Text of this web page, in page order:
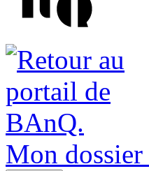
Mon dossier